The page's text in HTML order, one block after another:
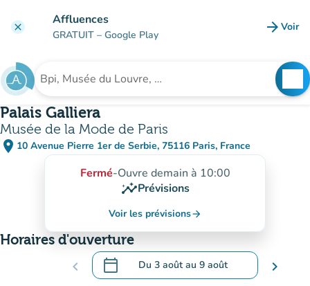
clear Affluences
GRATUIT – Google Play arrow_forward Voir
Rechercher un établissement
Palais Galliera
Musée de la Mode de Paris
place 10 Avenue Pierre 1er de Serbie, 75116 Paris, France
(ouvrir dans Google Maps)
(nouvel onglet)
Fermé-Ouvre demain à 10:00
insightsPrévisions
Voir les prévisionsarrow_forward
Horaires d'ouverture
chevron_left calendar_today Du 3 aoûtau 9 août
.Ouvrir le calendrier pour changer de
chevron_right